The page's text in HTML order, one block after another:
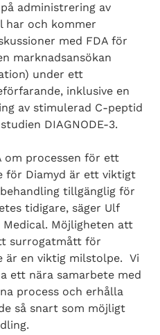
administrering av
har och kommer
med FDA för
marknadsansökan
under ett
inklusive en
av stimulerad C-peptid
DIAGNODE-3.
om processen för ett
för Diamyd är ett viktigt
tillgänglig för
tidigare, säger Ulf
Möjligheten att
surrogatmått för
är en viktig milstolpe. Vi
ett nära samarbete med
process och erhålla
så snart som möjligt